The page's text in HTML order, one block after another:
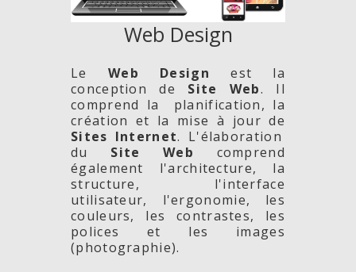
Web Design
Le Web Design est la
conception de Site Web. Il
comprend la planification, la
création et la mise à jour de
Sites Internet. L'élaboration
du Site Web comprend
également l'architecture, la
structure, l'interface
utilisateur, l'ergonomie, les
couleurs, les contrastes, les
polices et les images
(photographie).